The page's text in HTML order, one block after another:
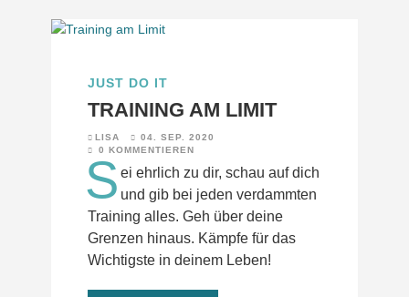
JUST DO IT
TRAINING AM LIMIT
LISA
04. SEP. 2020
0 KOMMENTIEREN
S ei ehrlich zu dir, schau auf dich
und gib bei jeden verdammten
Training alles. Geh über deine
Grenzen hinaus. Kämpfe für das
Wichtigste in deinem Leben!